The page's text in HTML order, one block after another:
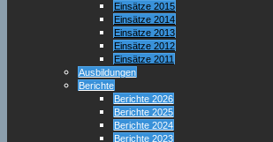
Einsätze 2015
Einsätze 2014
Einsätze 2013
Einsätze 2012
Einsätze 2011
Ausbildungen
Berichte
Berichte 2026
Berichte 2025
Berichte 2024
Berichte 2023